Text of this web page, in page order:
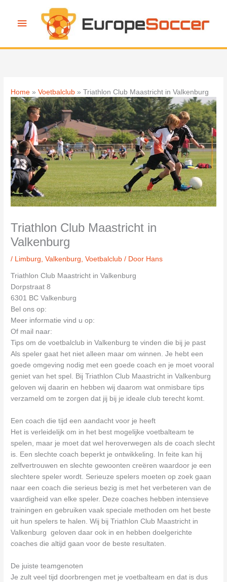
Hoofdmenu
Home Voetbalclub Triathlon Club Maastricht in Valkenburg
Triathlon Club Maastricht in
Valkenburg
/ Limburg ,Valkenburg ,Voetbalclub / Door Hans
Triathlon Club Maastricht in Valkenburg
Dorpstraat 8
6301 BC Valkenburg
Bel ons op:
Meer informatie vind u op:
Of mail naar:
Tips om de voetbalclub in Valkenburg te vinden die bij je past
Als speler gaat het niet alleen maar om winnen. Je hebt een
goede omgeving nodig met een goede coach en je moet vooral
geniet van het spel. Bij Triathlon Club Maastricht in Valkenburg
geloven wij daarin en hebben wij daarom wat onmisbare tips
verzameld om te zorgen dat jij bij je ideale club terecht komt.
Een coach die tijd een aandacht voor je heeft
Het is verleidelijk om in het best mogelijke voetbalteam te
spelen, maar je moet dat wel heroverwegen als de coach slecht
is. Een slechte coach beperkt je ontwikkeling. In feite kan hij
zelfvertrouwen en slechte gewoonten creëren waardoor je een
slechtere speler wordt. Serieuze spelers moeten op zoek gaan
naar een coach die serieus bezig is met het verbeteren van de
vaardigheid van elke speler. Deze coaches hebben intensieve
trainingen en gebruiken vaak speciale methoden om het beste
uit hun spelers te halen. Wij bij Triathlon Club Maastricht in
Valkenburg geloven daar ook in en hebben doelgerichte
coaches die altijd gaan voor de beste resultaten.
De juiste teamgenoten
Je zult veel tijd doorbrengen met je voetbalteam en dat is dus